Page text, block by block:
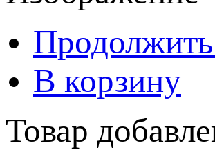
В корзину
Товар